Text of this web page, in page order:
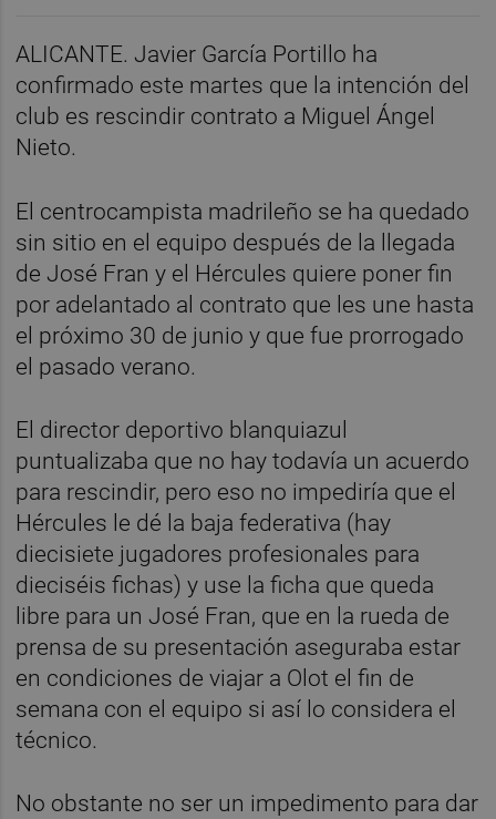
ALICANTE. Javier García Portillo ha
confirmado este martes que la intención del
club es rescindir contrato a Miguel Ángel
Nieto.
El centrocampista madrileño se ha quedado
sin sitio en el equipo después de la llegada
de José Fran y el Hércules quiere poner fin
por adelantado al contrato que les une hasta
el próximo 30 de junio y que fue prorrogado
el pasado verano.
El director deportivo blanquiazul
puntualizaba que no hay todavía un acuerdo
para rescindir, pero eso no impediría que el
Hércules le dé la baja federativa (hay
diecisiete jugadores profesionales para
dieciséis fichas) y use la ficha que queda
libre para un José Fran, que en la rueda de
prensa de su presentación aseguraba estar
en condiciones de viajar a Olot el fin de
semana con el equipo si así lo considera el
técnico.
No obstante no ser un impedimento para dar